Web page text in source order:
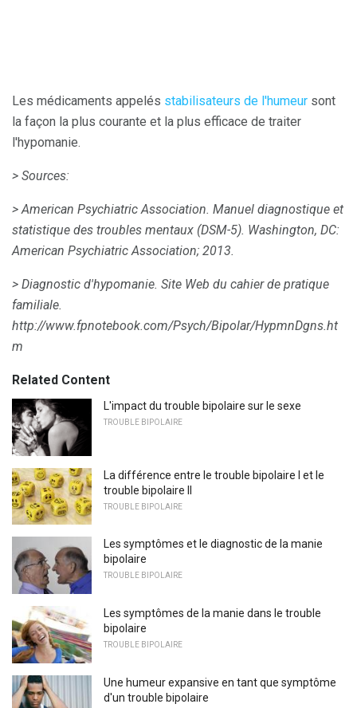
Les médicaments appelés stabilisateurs de l'humeur sont
la façon la plus courante et la plus efficace de traiter
l'hypomanie.
> Sources:
> American Psychiatric Association. Manuel diagnostique et
statistique des troubles mentaux (DSM-5). Washington, DC:
American Psychiatric Association; 2013.
> Diagnostic d'hypomanie. Site Web du cahier de pratique
familiale.
http://www.fpnotebook.com/Psych/Bipolar/HypmnDgns.ht
m
Related Content
L'impact du trouble bipolaire sur le sexe
TROUBLE BIPOLAIRE
La différence entre le trouble bipolaire I et le
trouble bipolaire II
TROUBLE BIPOLAIRE
Les symptômes et le diagnostic de la manie
bipolaire
TROUBLE BIPOLAIRE
Les symptômes de la manie dans le trouble
bipolaire
TROUBLE BIPOLAIRE
Une humeur expansive en tant que symptôme
d'un trouble bipolaire